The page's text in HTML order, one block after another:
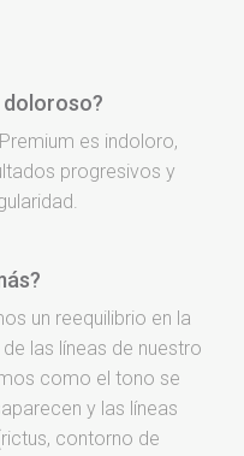
es indoloro,
progresivos y
un reequilibrio en la
las líneas de nuestro
como el tono se
y las líneas
contorno de